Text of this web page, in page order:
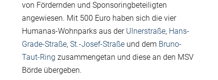
von Fördernden und Sponsoringbeteiligten
angewiesen. Mit 500 Euro haben sich die vier
Humanas-Wohnparks aus der Ulnerstraße, Hans-
Grade-Straße, St.-Josef-Straßeund dem Bruno-
Taut-Ring zusammengetan und diese an den MSV
Börde übergeben.